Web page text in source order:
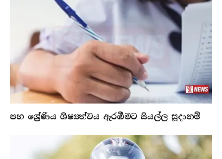
පහ ශ්‍රේණිය ශිෂ්‍යත්වය ඇරඹීමට සියල්ල සූදානම්